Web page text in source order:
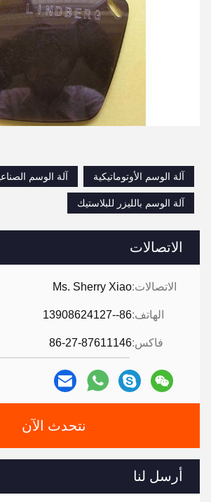
الاتصالات
الاتصالات:Ms. Sherry Xiao
الهاتف:86--13908624127
فاكس:86-27-87611146
نتحدث الآن
أرسل لنا
آلة الوسم الأوتوماتيكية
آلة الوسم
آلة الوسم بالليزر للبلاستيك